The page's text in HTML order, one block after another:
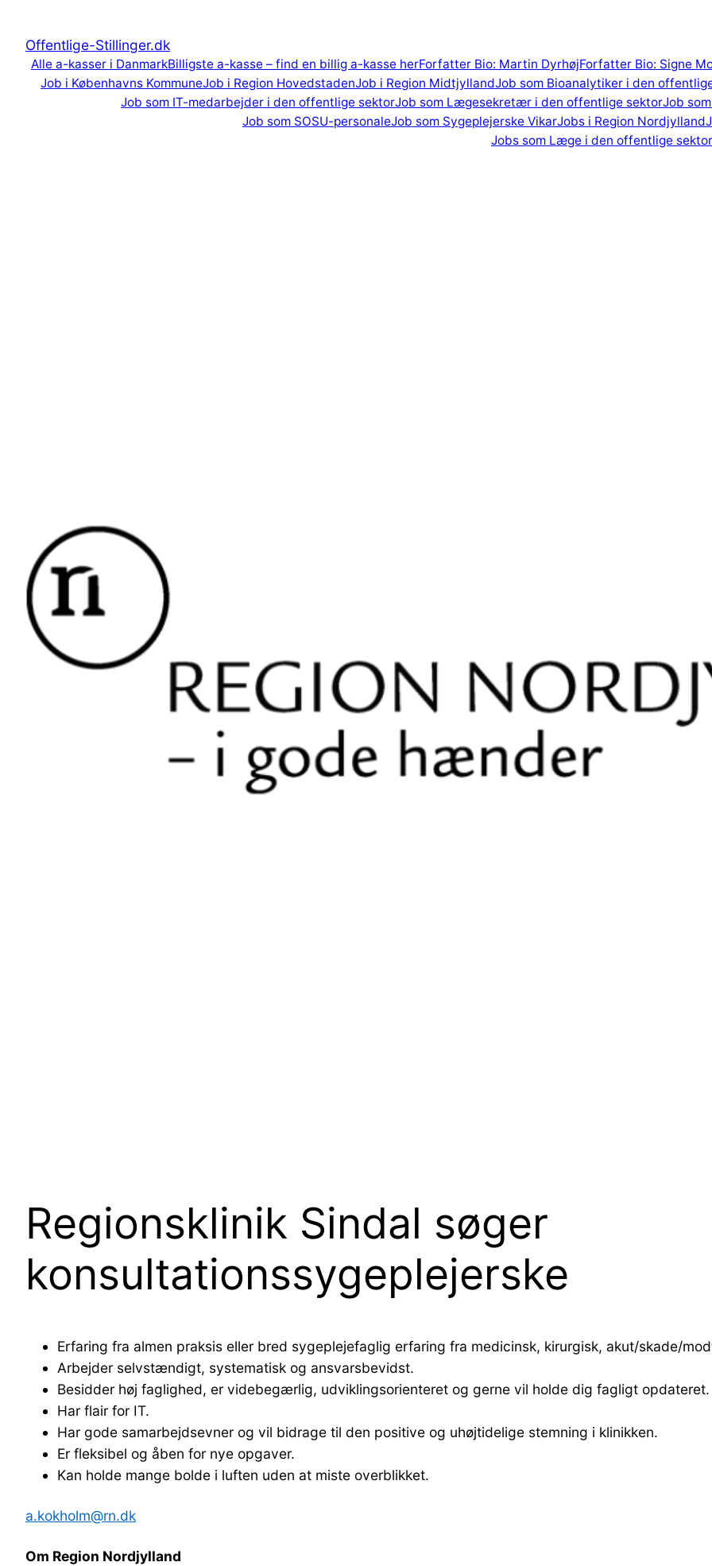
indholdOffentlige-Stillinger.dk
Alle a-kasser i DanmarkBilligste a-kasse – find en billig a-kasse herForfatter Bio: Martin DyrhøjForfatter Bio: Signe
Job i Københavns KommuneJob i Region HovedstadenJob i Region MidtjyllandJob som Bioanalytiker i den
Job som IT-medarbejder i den offentlige sektorJob som Lægesekretær i den offentlige sektorJob
Job som SOSU-personaleJob som Sygeplejerske VikarJobs i Region Nordjylland
Jobs som Læge i den offentlige sektor
Regionsklinik Sindal søger
konsultationssygeplejerske
Erfaring fra almen praksis eller bred sygeplejefaglig erfaring fra medicinsk, kirurgisk, akut/skade/
Arbejder selvstændigt, systematisk og ansvarsbevidst.
Besidder høj faglighed, er videbegærlig, udviklingsorienteret og gerne vil holde dig fagligt opdateret.
Har flair for IT.
Har gode samarbejdsevner og vil bidrage til den positive og uhøjtidelige stemning i klinikken.
Er fleksibel og åben for nye opgaver.
Kan holde mange bolde i luften uden at miste overblikket.
a.kokholm@rn.dk
Om Region Nordjylland